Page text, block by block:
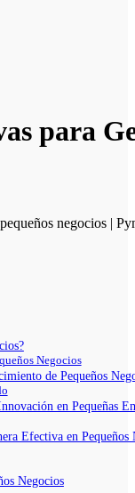
para
Negocios
de Pequeños
en Pequeñas
Efectiva en Pequeños
Negocios